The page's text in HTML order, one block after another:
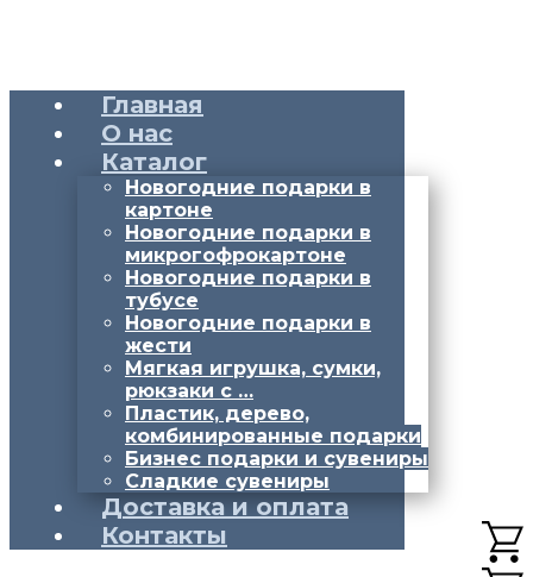
Главная
О нас
Каталог
Новогодние подарки в
картоне
Новогодние подарки в
микрогофрокартоне
Новогодние подарки в
тубусе
Новогодние подарки в
жести
Мягкая игрушка, сумки,
рюкзаки с …
Пластик, дерево,
комбинированные подарки
Бизнес подарки и сувениры
Сладкие сувениры
Доставка и оплата
Контакты